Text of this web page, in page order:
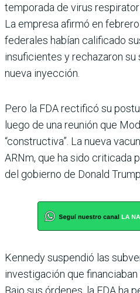
temporada de virus
La empresa afirmó en
federales habían calificado
insuficientes y rechazaron
nueva inyección.
Pero la FDA rectificó su
luego de una reunión que
“constructiva”. La nueva
ARNm, que ha sido criticada
del gobierno de Donald
Kennedy suspendió las
investigación que
Bajo sus órdenes, la FDA ha